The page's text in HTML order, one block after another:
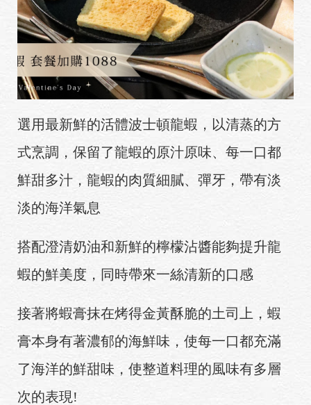
選用最新鮮的活體波士頓龍蝦 ， 以清蒸的方
式烹調，保留了龍蝦的原汁原味、每一口都
鮮甜多汁，龍蝦的肉質細膩、彈牙，帶有淡
淡的海洋氣息
搭配澄清奶油和新鮮的檸檬沾醬能夠提升龍
蝦的鮮美度，同時帶來一絲清新的口感
接著將蝦膏抹在烤得金黃酥脆的土司上，蝦
膏本身有著濃郁的海鮮味，使每一口都充滿
了海洋的鮮甜味，使整道料理的風味有多層
次的表現!